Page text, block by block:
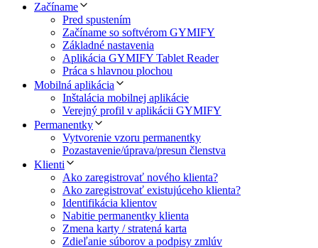
Začíname
Pred spustením
Začíname so softvérom GYMIFY
Základné nastavenia
Aplikácia GYMIFY Tablet Reader
Práca s hlavnou plochou
Mobilná aplikácia
Inštalácia mobilnej aplikácie
Verejný profil v aplikácii GYMIFY
Permanentky
Vytvorenie vzoru permanentky
Pozastavenie/úprava/presun členstva
Klienti
Ako zaregistrovať nového klienta?
Ako zaregistrovať existujúceho klienta?
Identifikácia klientov
Nabitie permanentky klienta
Zmena karty / stratená karta
Zdieľanie súborov a podpisy zmlúv